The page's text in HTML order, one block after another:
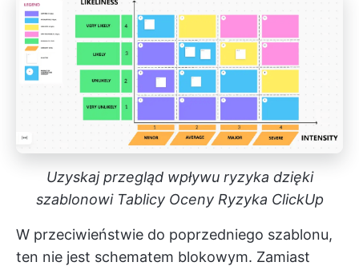
Uzyskaj przegląd wpływu ryzyka dzięki
szablonowi Tablicy Oceny Ryzyka ClickUp
W przeciwieństwie do poprzedniego szablonu,
ten nie jest schematem blokowym. Zamiast